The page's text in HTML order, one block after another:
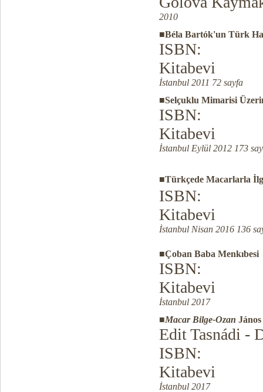
2010
■Béla Bartók'un Türk
ISBN:
Kitabevi
İstanbul 2011 72 sayfa
■Selçuklu Mimarisi
ISBN:
Kitabevi
İstanbul Eylül 2012 173
■Türkçede Macarlarla
ISBN:
Kitabevi
İstanbul Nisan 2016 136
■Çoban Baba Menkıbesi
ISBN:
Kitabevi
İstanbul 2017
■Macar Bilge-Ozan
Edit Tasnádi -
ISBN:
Kitabevi
İstanbul 2017